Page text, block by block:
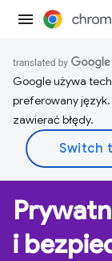
Google używa
preferowany
zawierać błędy.
i